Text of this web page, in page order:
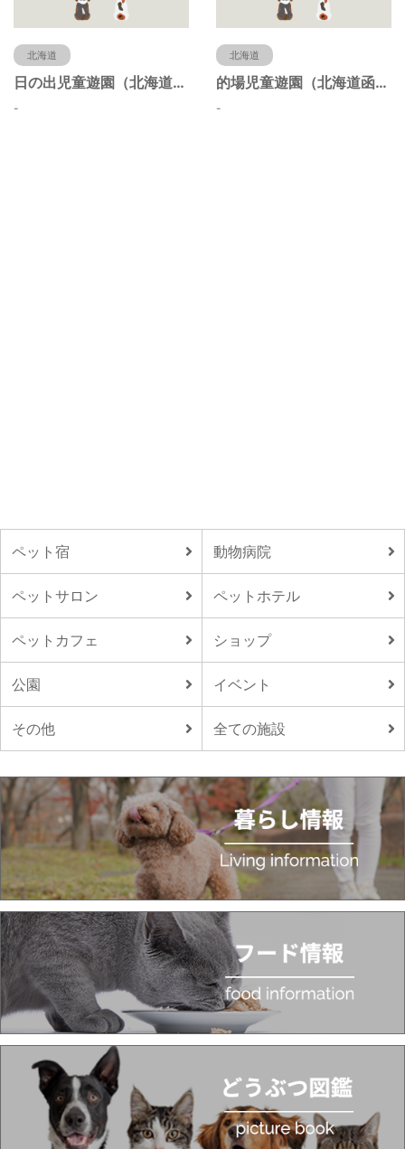
北海道
日の出児童遊園（北海道函館市）
-
北海道
的場児童遊園（北海道函館市）
-
ペット宿 動物病院
ペットサロン ペットホテル
ペットカフェ ショップ
公園 イベント
その他 全ての施設